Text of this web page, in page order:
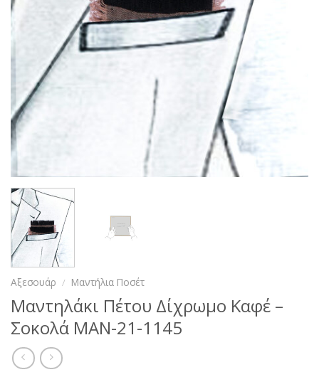
Αξεσουάρ / Μαντήλια Ποσέτ
Μαντηλάκι Πέτου Δίχρωμο Καφέ –
Σοκολά MAN-21-1145